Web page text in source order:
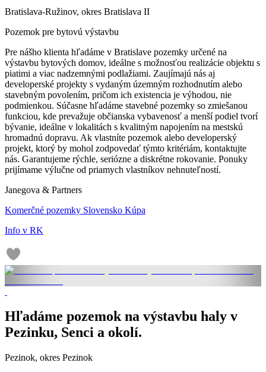
Bratislava-Ružinov, okres Bratislava II
Pozemok pre bytovú výstavbu
Pre nášho klienta hľadáme v Bratislave pozemky určené na
výstavbu bytových domov, ideálne s možnosťou realizácie objektu s
piatimi a viac nadzemnými podlažiami. Zaujímajú nás aj
developerské projekty s vydaným územným rozhodnutím alebo
stavebným povolením, pričom ich existencia je výhodou, nie
podmienkou. Súčasne hľadáme stavebné pozemky so zmiešanou
funkciou, kde prevažuje občianska vybavenosť a menší podiel tvorí
bývanie, ideálne v lokalitách s kvalitným napojením na mestskú
hromadnú dopravu. Ak vlastníte pozemok alebo developerský
projekt, ktorý by mohol zodpovedať týmto kritériám, kontaktujte
nás. Garantujeme rýchle, seriózne a diskrétne rokovanie. Ponuky
prijímame výlučne od priamych vlastníkov nehnuteľností.
Janegova & Partners
Komerčné pozemky Slovensko Kúpa
Info v RK
Hľadáme pozemok na výstavbu haly v
Pezinku, Senci a okolí.
Pezinok, okres Pezinok